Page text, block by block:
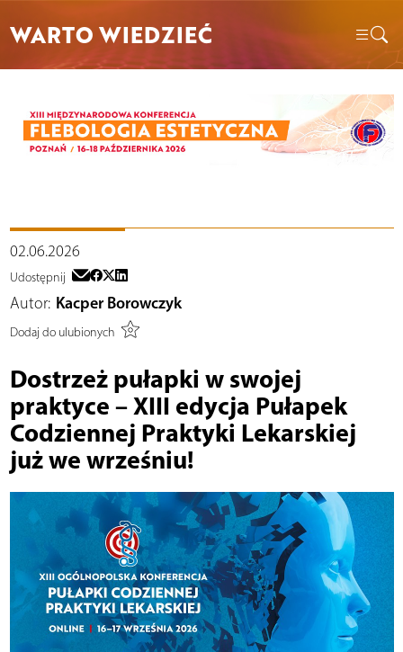
WARTO WIEDZIEĆ
02.06.2026
Udostępnij
Autor: Kacper Borowczyk
Dodaj do ulubionych
Dostrzeż pułapki w swojej
praktyce – XIII edycja Pułapek
Codziennej Praktyki Lekarskiej
już we wrześniu!